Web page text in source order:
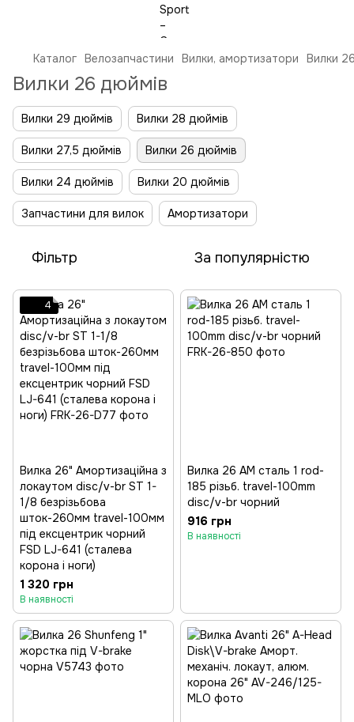
Каталог Велозапчастини Вилки, амортизатори Вилки
Вилки 26 дюймів
Вилки 29 дюймів Вилки 28 дюймів
Вилки 27,5 дюймів Вилки 26 дюймів
Вилки 24 дюймів Вилки 20 дюймів
Запчастини для вилок Амортизатори
Фільтр За популярністю
4
Вилка 26" Амортизаційна з
локаутом disc/v-br ST 1-
1/8 безрізьбова
шток-260мм travel-100мм
під ексцентрик чорний
FSD LJ-641 (сталева
корона і ноги)
1 320 грн
В наявності
Вилка 26 AM сталь 1 rod-
185 різьб. travel-100mm
disc/v-br чорний
916 грн
В наявності